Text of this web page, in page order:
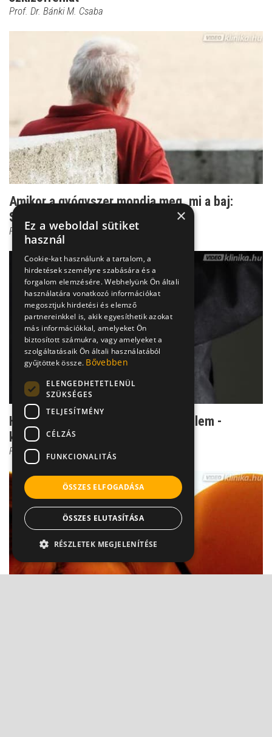
Prof. Dr. Bánki M. Csaba
Amikor a gyógyszer mondja meg, mi a baj:
Szkizofrénia kezelé...
Prof. Dr. Bánki M. Csaba
Ha megtudod valakiről, elfog a félelem -
kérdés, hogy joggal...
Prof. Dr. Bánki M. Csaba
×
Ez a weboldal sütiket
használ
Cookie-kat használunk a tartalom, a
hirdetések személyre szabására és a
forgalom elemzésére. Webhelyünk Ön általi
használatára vonatkozó információkat
megosztjuk hirdetési és elemző
partnereinkkel is, akik egyesíthetik azokat
más információkkal, amelyeket Ön
biztosított számukra, vagy amelyeket a
szolgáltatásaik Ön általi használatából
gyűjtöttek össze. Bővebben
ELENGEDHETETLENÜL
SZÜKSÉGES
TELJESÍTMÉNY
CÉLZÁS
FUNKCIONALITÁS
ÖSSZES ELFOGADÁSA
ÖSSZES ELUTASÍTÁSA
RÉSZLETEK MEGJELENÍTÉSE